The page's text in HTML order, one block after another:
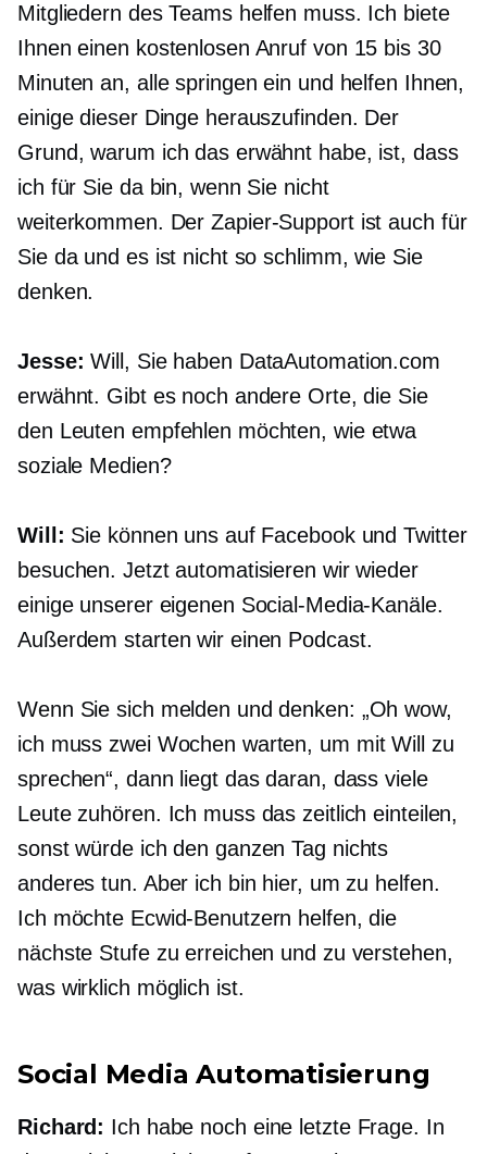
Mitgliedern des Teams helfen muss. Ich biete
Ihnen einen kostenlosen Anruf von 15 bis 30
Minuten an, alle springen ein und helfen Ihnen,
einige dieser Dinge herauszufinden. Der
Grund, warum ich das erwähnt habe, ist, dass
ich für Sie da bin, wenn Sie nicht
weiterkommen. Der Zapier-Support ist auch für
Sie da und es ist nicht so schlimm, wie Sie
denken.
Jesse: Will, Sie haben DataAutomation.com
erwähnt. Gibt es noch andere Orte, die Sie
den Leuten empfehlen möchten, wie etwa
soziale Medien?
Will: Sie können uns auf Facebook und Twitter
besuchen. Jetzt automatisieren wir wieder
einige unserer eigenen Social-Media-Kanäle.
Außerdem starten wir einen Podcast.
Wenn Sie sich melden und denken: „Oh wow,
ich muss zwei Wochen warten, um mit Will zu
sprechen“, dann liegt das daran, dass viele
Leute zuhören. Ich muss das zeitlich einteilen,
sonst würde ich den ganzen Tag nichts
anderes tun. Aber ich bin hier, um zu helfen.
Ich möchte Ecwid-Benutzern helfen, die
nächste Stufe zu erreichen und zu verstehen,
was wirklich möglich ist.
Social Media Automatisierung
Richard: Ich habe noch eine letzte Frage. In